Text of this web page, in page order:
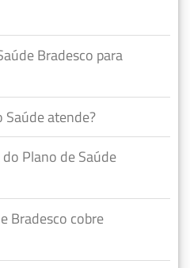
Bradesco para
Saúde atende?
Plano de Saúde
Bradesco cobre